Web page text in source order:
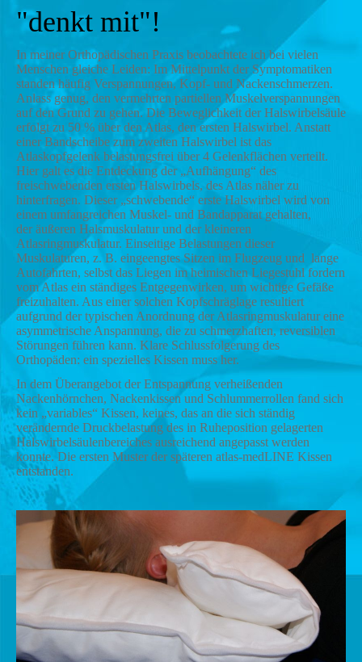
"denkt mit"!
In meiner Orthopädischen Praxis beobachtete ich bei vielen
Menschen gleiche Leiden: Im Mittelpunkt der Symptomatiken
standen häufig Verspannungen, Kopf- und Nackenschmerzen.
Anlass genug, den vermehrten partiellen Muskelverspannungen
auf den Grund zu gehen. Die Beweglichkeit der Halswirbelsäule
erfolgt zu 50 % über den Atlas, den ersten Halswirbel. Anstatt
einer Bandscheibe zum zweiten Halswirbel ist das
Atlaskopfgelenk belastungsfrei über 4 Gelenkflächen verteilt.
Hier galt es die Entdeckung der „Aufhängung“ des
freischwebenden ersten Halswirbels, des Atlas näher zu
hinterfragen. Dieser „schwebende“ erste Halswirbel wird von
einem umfangreichen Muskel- und Bandapparat gehalten,
der äußeren Halsmuskulatur und der kleineren
Atlasringmuskulatur. Einseitige Belastungen dieser
Muskulaturen, z. B. eingeengtes Sitzen im Flugzeug und lange
Autofahrten, selbst das Liegen im heimischen Liegestuhl fordern
vom Atlas ein ständiges Entgegenwirken, um wichtige Gefäße
freizuhalten. Aus einer solchen Kopfschräglage resultiert
aufgrund der typischen Anordnung der Atlasringmuskulatur eine
asymmetrische Anspannung, die zu schmerzhaften, reversiblen
Störungen führen kann. Klare Schlussfolgerung des
Orthopäden: ein spezielles Kissen muss her.
In dem Überangebot der Entspannung verheißenden
Nackenhörnchen, Nackenkissen und Schlummerrollen fand sich
kein „variables“ Kissen, keines, das an die sich ständig
verändernde Druckbelastung des in Ruheposition gelagerten
Halswirbelsäulenbereiches ausreichend angepasst werden
konnte. Die ersten Muster der späteren atlas-medLINE Kissen
entstanden.